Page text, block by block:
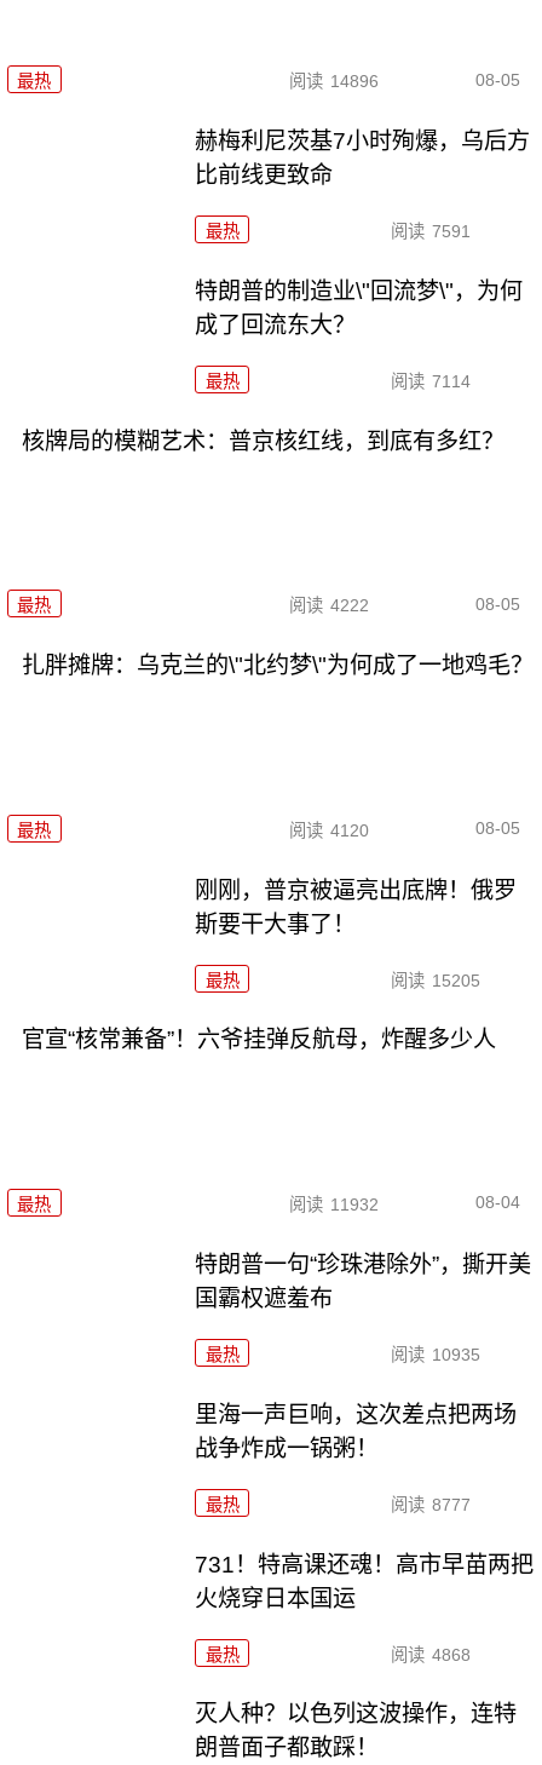
最热 阅读 14896 08-05
赫梅利尼茨基7小时殉爆，乌后方
比前线更致命
最热 阅读 7591
特朗普的制造业\"回流梦\"，为何
成了回流东大？
最热 阅读 7114
核牌局的模糊艺术：普京核红线，到底有多红？
最热 阅读 4222 08-05
扎胖摊牌：乌克兰的\"北约梦\"为何成了一地鸡毛？
最热 阅读 4120 08-05
刚刚，普京被逼亮出底牌！俄罗
斯要干大事了！
最热 阅读 15205
官宣“核常兼备”！六爷挂弹反航母，炸醒多少人
最热 阅读 11932 08-04
特朗普一句“珍珠港除外”，撕开美
国霸权遮羞布
最热 阅读 10935
里海一声巨响，这次差点把两场
战争炸成一锅粥！
最热 阅读 8777
731！特高课还魂！高市早苗两把
火烧穿日本国运
最热 阅读 4868
灭人种？以色列这波操作，连特
朗普面子都敢踩！